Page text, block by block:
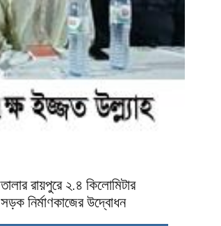
তালার রায়পুরে ২.৪ কিলোমিটার
সড়ক নির্মাণকাজের উদ্বোধন